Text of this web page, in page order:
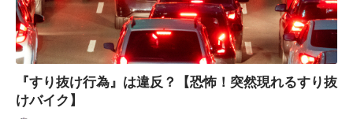
『すり抜け行為』は違反？【恐怖！突然現れるすり抜
けバイク】